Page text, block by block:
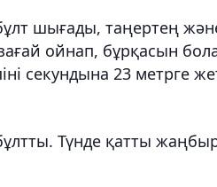
шығады, таңертең
ойнап, бұрқасын
секундына 23 метрге
Түнде қатты